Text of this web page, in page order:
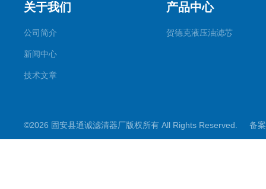
关于我们
公司简介
新闻中心
技术文章
产品中心
贺德克液压油滤芯
©2026 固安县通诚滤清器厂版权所有 All Rights Reserved. 备